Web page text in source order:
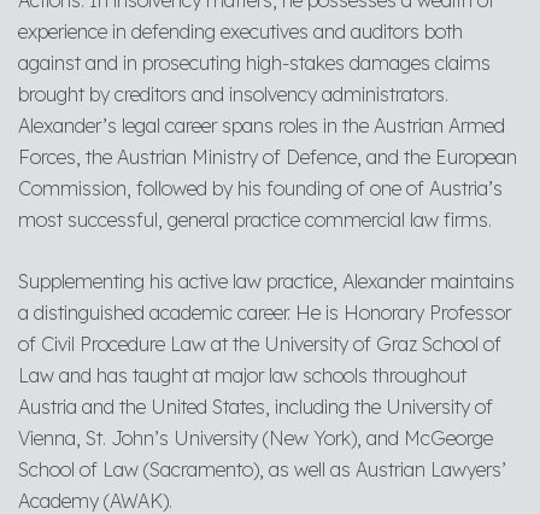
experience in defending executives and auditors both
against and in prosecuting high-stakes damages claims
brought by creditors and insolvency administrators.
Alexander’s legal career spans roles in the Austrian Armed
Forces, the Austrian Ministry of Defence, and the European
Commission, followed by his founding of one of Austria’s
most successful, general practice commercial law firms.
Supplementing his active law practice, Alexander maintains
a distinguished academic career. He is Honorary Professor
of Civil Procedure Law at the University of Graz School of
Law and has taught at major law schools throughout
Austria and the United States, including the University of
Vienna, St. John’s University (New York), and McGeorge
School of Law (Sacramento), as well as Austrian Lawyers’
Academy (AWAK).